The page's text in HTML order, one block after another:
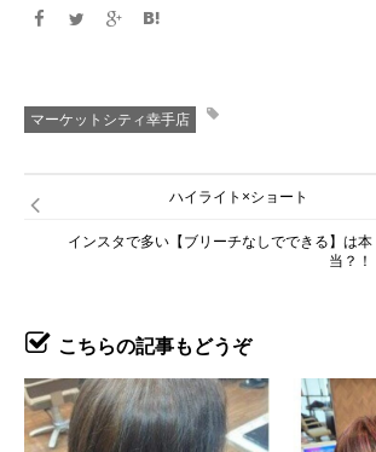
マーケットシティ幸手店
ハイライト×ショート
インスタで多い【ブリーチなしでできる】は本
当？！
こちらの記事もどうぞ